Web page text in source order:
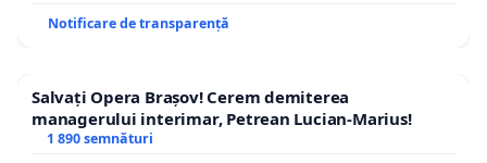
Notificare de transparență
Salvați Opera Brașov! Cerem demiterea
managerului interimar, Petrean Lucian-Marius!
1 890 semnături